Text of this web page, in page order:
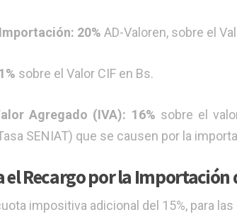
20% AD-Valoren, sobre el
sobre el Valor CIF en Bs.
Agregado (IVA): 16% sobre el
SENIAT) que se causen por la
Recargo por la Importación
impositiva adicional del 15%, para